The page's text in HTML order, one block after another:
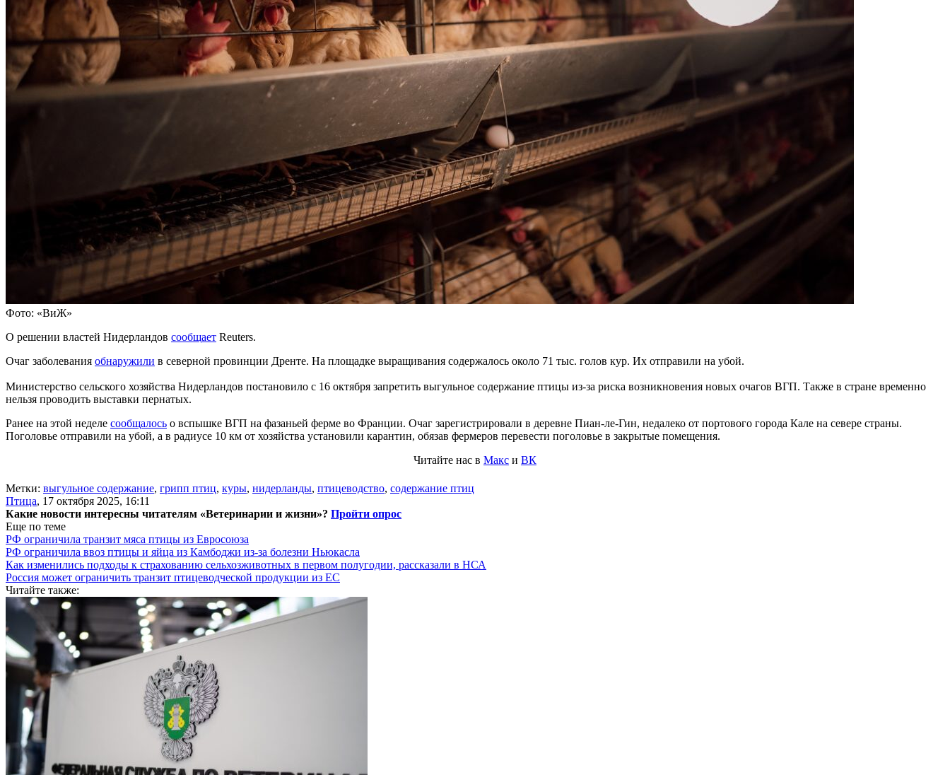
Фото: «ВиЖ»
О решении властей Нидерландов сообщает Reuters.
Очаг заболевания обнаружили в северной провинции Дренте. На площадке выращивания содержалось около 71 тыс. голов кур. Их отправили на убой.
Министерство сельского хозяйства Нидерландов постановило с 16 октября запретить выгульное содержание птицы из-за риска возникновения новых очагов ВГП. Также в стране временно
нельзя проводить выставки пернатых.
Ранее на этой неделе сообщалось о вспышке ВГП на фазаньей ферме во Франции. Очаг зарегистрировали в деревне Пиан-ле-Гин, недалеко от портового города Кале на севере страны.
Поголовье отправили на убой, а в радиусе 10 км от хозяйства установили карантин, обязав фермеров перевести поголовье в закрытые помещения.
Читайте нас в Макс и ВК
Метки: выгульное содержание, грипп птиц, куры, нидерланды, птицеводство, содержание птиц
Птица, 17 октября 2025, 16:11
Какие новости интересны читателям «Ветеринарии и жизни»? Пройти опрос
Еще по теме
РФ ограничила транзит мяса птицы из Евросоюза
РФ ограничила ввоз птицы и яйца из Камбоджи из-за болезни Ньюкасла
Как изменились подходы к страхованию сельхозживотных в первом полугодии, рассказали в НСА
Россия может ограничить транзит птицеводческой продукции из ЕС
Читайте также: